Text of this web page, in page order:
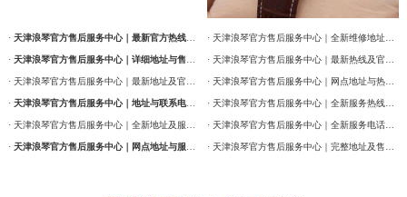
· 天津浪琴官方售后服务中心｜最新官方热线及维修地址权威信息通告（2026年7月最新）
· 天津浪琴官方售后服务中心｜详细地址与售后服务电话权威信息公告（2026年7月最新）
· 天津浪琴官方售后服务中心｜地址与联系电话权威信息公告（2026年7月最新）
· 天津浪琴官方售后服务中心｜网点地址与服务热线权威信息公示（2026年7月最新）